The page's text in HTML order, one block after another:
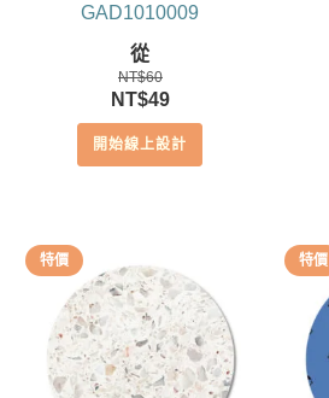
GAD1010009
從
NT$60
原
始
價
NT$49目
前
價
開始線上設計
特價 特價